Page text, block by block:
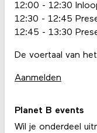
12:00 - 12:30
12:30 - 12:45
12:45 - 13:30
De voertaal van
Aanmelden
Planet B events
Wil je onderdeel